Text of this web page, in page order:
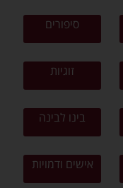
סיפורים
זוגיות
בינו לבינה
אישים ודמויות